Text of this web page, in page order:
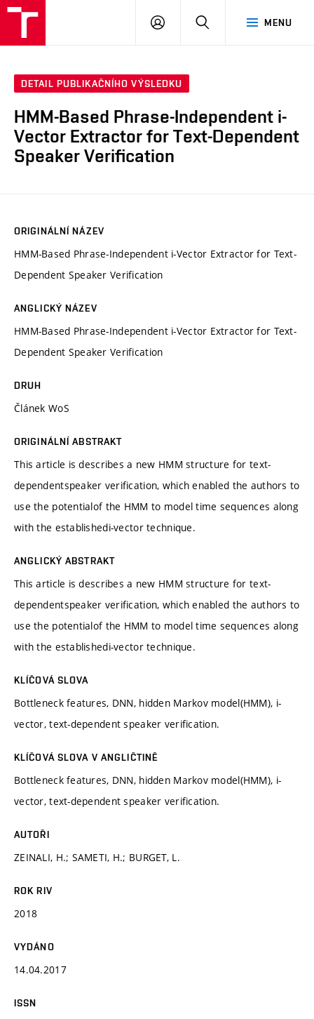
MENU
PŘIHLÁSIT
DETAIL PUBLIKAČNÍHO VÝSLEDKU
HMM-Based Phrase-Independent i-
Vector Extractor for Text-Dependent
Speaker Verification
ORIGINÁLNÍ NÁZEV
HMM-Based Phrase-Independent i-Vector Extractor for Text-
Dependent Speaker Verification
ANGLICKÝ NÁZEV
HMM-Based Phrase-Independent i-Vector Extractor for Text-
Dependent Speaker Verification
DRUH
Článek WoS
ORIGINÁLNÍ ABSTRAKT
This article is describes a new HMM structure for text-
dependentspeaker verification, which enabled the authors to
use the potentialof the HMM to model time sequences along
with the establishedi-vector technique.
ANGLICKÝ ABSTRAKT
This article is describes a new HMM structure for text-
dependentspeaker verification, which enabled the authors to
use the potentialof the HMM to model time sequences along
with the establishedi-vector technique.
KLÍČOVÁ SLOVA
Bottleneck features, DNN, hidden Markov model(HMM), i-
vector, text-dependent speaker verification.
KLÍČOVÁ SLOVA V ANGLIČTINĚ
Bottleneck features, DNN, hidden Markov model(HMM), i-
vector, text-dependent speaker verification.
AUTOŘI
ZEINALI, H.; SAMETI, H.; BURGET, L.
ROK RIV
2018
VYDÁNO
14.04.2017
ISSN